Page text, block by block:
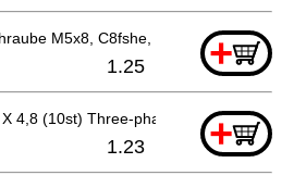
M5x8, C8fshe, C8fse, H41mb,g23
+
1.25
4,8 (10st) Three-phase +
1.23